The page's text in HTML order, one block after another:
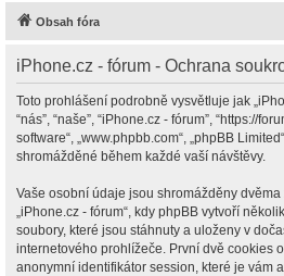
Obsah fóra
iPhone.cz - fórum - Ochrana
Toto prohlášení podrobně vysvětluje jak
“nás”, “naše”, “iPhone.cz - fórum”, “https://
software“, „www.phpbb.com“, „phpBB
shromážděné během každé vaší návštěvy.
Vaše osobní údaje jsou shromážděny
„iPhone.cz - fórum“, kdy phpBB vytvoří
soubory, které jsou stáhnuty a uloženy v
internetového prohlížeče. První dvě cookies
anonymní identifikátor session, které je vám